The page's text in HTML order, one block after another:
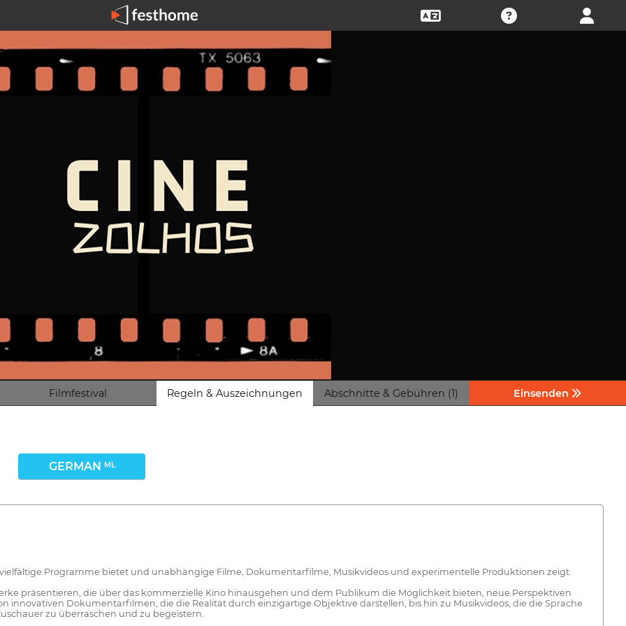
Filmfestival Regeln & Auszeichnungen Abschnitte & Gebühren (1) Einsenden
GERMAN ML
Programme bietet und unabhängige Filme, Dokumentarfilme, Musikvideos und experimentelle Produktionen zeigt.
präsentieren, die über das kommerzielle Kino hinausgehen und dem Publikum die Möglichkeit bieten, neue Perspektiven
innovativen Dokumentarfilmen, die die Realität durch einzigartige Objektive darstellen, bis hin zu Musikvideos, die die Sprache
zu überraschen und zu begeistern.